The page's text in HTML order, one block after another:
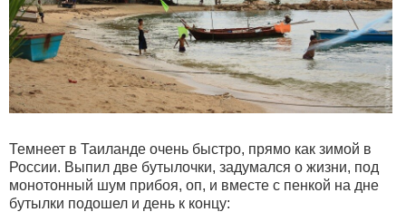
Темнеет в Таиланде очень быстро, прямо как зимой в
России. Выпил две бутылочки, задумался о жизни, под
монотонный шум прибоя, оп, и вместе с пенкой на дне
бутылки подошел и день к концу: